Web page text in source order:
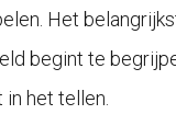
Het
begint te
het tellen.